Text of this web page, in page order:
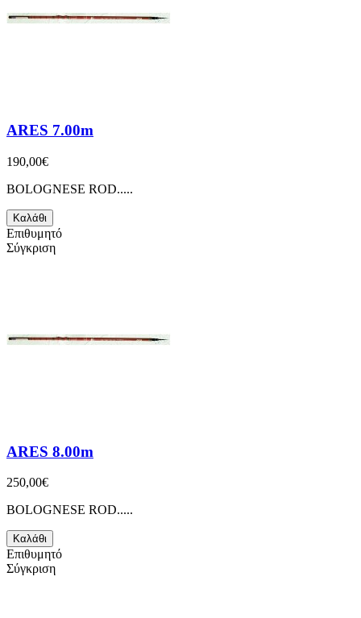
ARES 7.00m
190,00€
BOLOGNESE ROD.....
Καλάθι
Επιθυμητό
Σύγκριση
ARES 8.00m
250,00€
BOLOGNESE ROD.....
Καλάθι
Επιθυμητό
Σύγκριση